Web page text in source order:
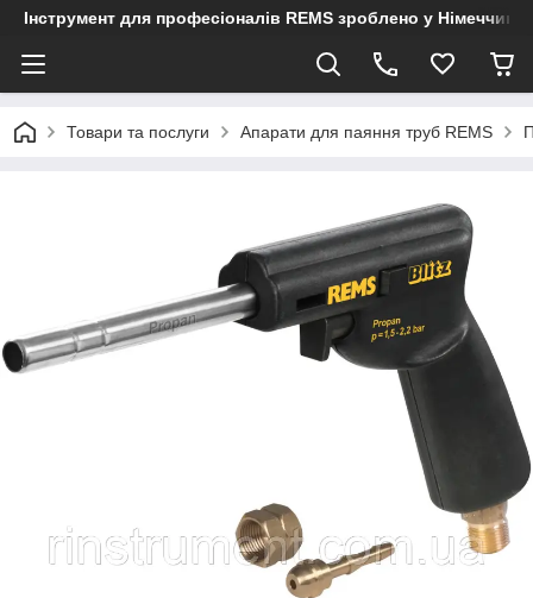
Інструмент для професіоналів REMS зроблено у Німеччині
Товари та послуги Апарати для паяння труб REMS